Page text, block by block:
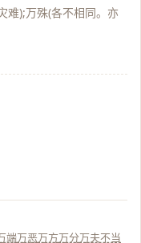
难);万殊(各不相同。亦
端万恶万方万分万夫不当